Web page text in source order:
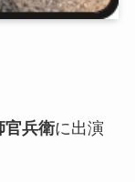
官兵衛に出演